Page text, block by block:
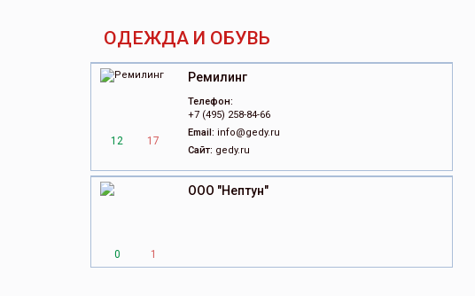
ОДЕЖДА И ОБУВЬ
12 17
Ремилинг
Телефон:
+7 (495) 258-84-66
Email: info@gedy.ru
Сайт: gedy.ru
0 1
ООО "Нептун"